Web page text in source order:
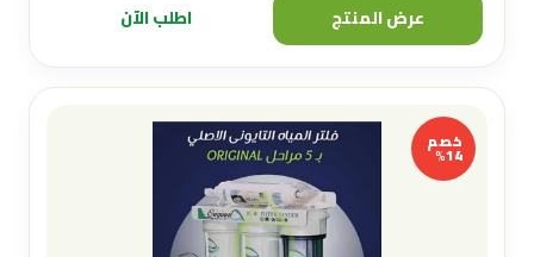
عرض المنتج اطلب الآن
خصم
14%